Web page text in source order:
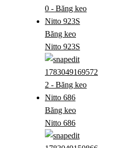
Băng keo
Nitto 923S
Băng keo
Nitto 686